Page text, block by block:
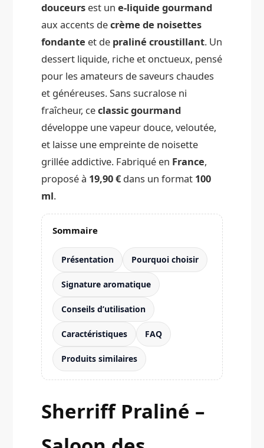
douceurs est une-liquide gourmand
aux accents decrème de noisettes
fondante et de praliné croustillant. Un
dessert liquide, riche et onctueux, pensé
pour les amateurs de saveurs chaudes
et généreuses. Sans sucralose ni
fraîcheur, ceclassic gourmand
développe une vapeur douce, veloutée,
et laisse une empreinte de noisette
grillée addictive. Fabriqué en France,
proposé à 19,90 € dans un format 100
ml.
Sommaire
Présentation Pourquoi choisir
Signature aromatique
Conseils d’utilisation
Caractéristiques FAQ
Produits similaires
Sherriff Praliné –